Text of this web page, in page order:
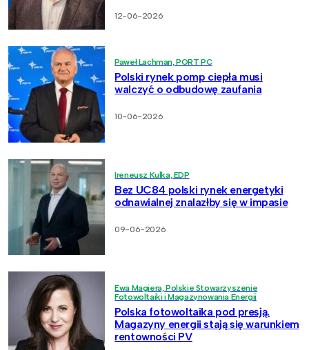
12-06-2026
Paweł Lachman, PORT PC
Polski rynek pomp ciepła musi
walczyć o odbudowę zaufania
10-06-2026
Ireneusz Kulka, EDP
Bez UC84 polski rynek energetyki
odnawialnej znalazłby się w impasie
09-06-2026
Ewa Magiera, Polskie Stowarzyszenie
Fotowoltaiki i Magazynowania Energii
Polska fotowoltaika pod presją.
Magazyny energii stają się warunkiem
rentowności PV